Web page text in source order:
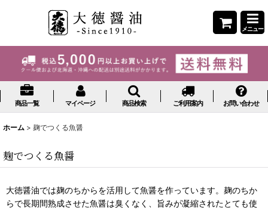
メニュー
商品一覧 マイページ 商品検索 ご利用案内 お問い合わせ
ホーム > 麹でつくる魚醤
麹でつくる魚醤
大徳醤油では麹のちからを活用して魚醤を作っています。麹のちか
らで長期間熟成させた魚醤は臭くなく、旨みが凝縮されたとても使